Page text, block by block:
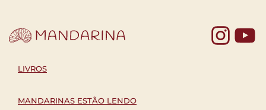
LIVROS
MANDARINAS ESTÃO LENDO